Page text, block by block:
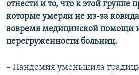
отнести и то, что к этой группе
которые умерли не из-за
вовремя медицинской помощи
перегруженности больниц.
– Пандемия уменьшила